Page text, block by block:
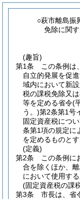
○萩市離島振
免除に関
(趣旨)
第1条
この条例は
自立的発展を促
域内において新
税の課税免除又
等を定める省令(
う。)第2条第1号
固定資産税につ
条第1項の規定に
を定めるものとす
(定義)
第2条
この条例に
合を除くほか、
において使用す
(固定資産税の課
第3条
市長は、省